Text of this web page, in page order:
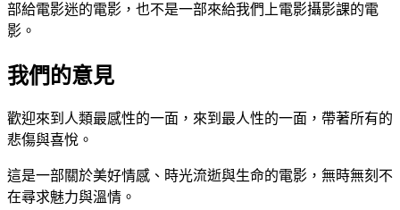
部給電影迷的電影，也不是一部來給我們上電影攝影課的電
影。
我們的意見
歡迎來到人類最感性的一面，來到最人性的一面，帶著所有的
悲傷與喜悅。
這是一部關於美好情感、時光流逝與生命的電影，無時無刻不
在尋求魅力與溫情。